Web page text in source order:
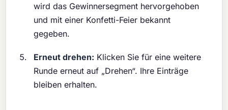
wird das Gewinnersegment hervorgehoben
und mit einer Konfetti-Feier bekannt
gegeben.
Erneut drehen: Klicken Sie für eine weitere
Runde erneut auf „Drehen“. Ihre Einträge
bleiben erhalten.